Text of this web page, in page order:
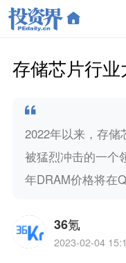
存储芯片行业
2022年以来，存储
被猛烈冲击的一个
年DRAM价格将在
36氪
2023-02-04